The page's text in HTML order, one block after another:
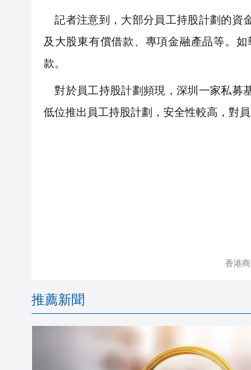
記者注意到，大部分員工持股計劃的資
及大股東有償借款、專項金融產品等。
款。
對於員工持股計劃頻現，深圳一家私募
低位推出員工持股計劃，安全性較高，對
香港
推薦新聞